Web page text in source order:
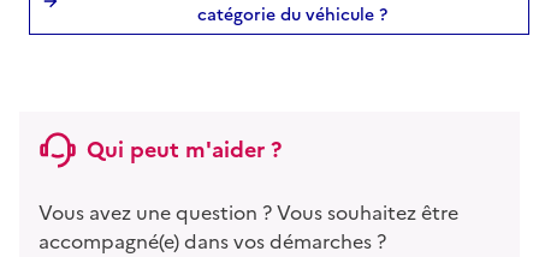
catégorie du véhicule ?
Qui peut m'aider ?
Vous avez une question ? Vous souhaitez être
accompagné(e) dans vos démarches ?